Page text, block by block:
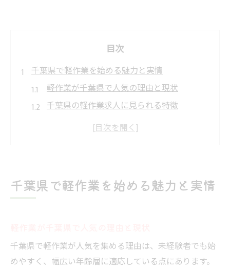
目次
千葉県で軽作業を始める魅力と実情
軽作業が千葉県で人気の理由と現状
千葉県の軽作業求人に見られる特徴
未経験でも安心な千葉県の軽作業環境
千葉県で軽作業を始める際の注意点
軽作業は誰に向いているのか徹底解説
ト
軽作業を千葉県で始める際の自己分析法
千葉県で軽作業を始める魅力と実情
千葉県で軽作業が人気を集める理由は、未経験者でも始
めやすく、幅広い年齢層に適応している点にあります。